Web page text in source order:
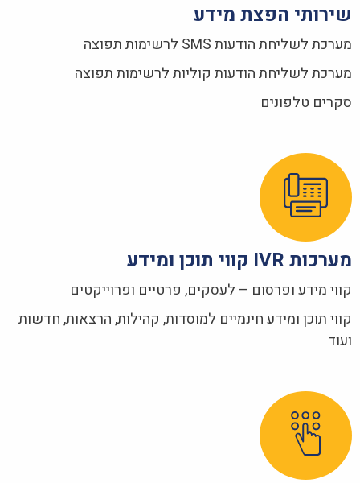
שירותי הפצת מידע
מערכת לשליחת הודעות SMS לרשימות תפוצה
מערכת לשליחת הודעות קוליות לרשימות תפוצה
סקרים טלפונים
מערכות IVR קווי תוכן ומידע
קווי מידע ופרסום – לעסקים, פרטיים ופרוייקטים
קווי תוכן ומידע חינמיים למוסדות, קהילות, הרצאות, חדשות
ועוד